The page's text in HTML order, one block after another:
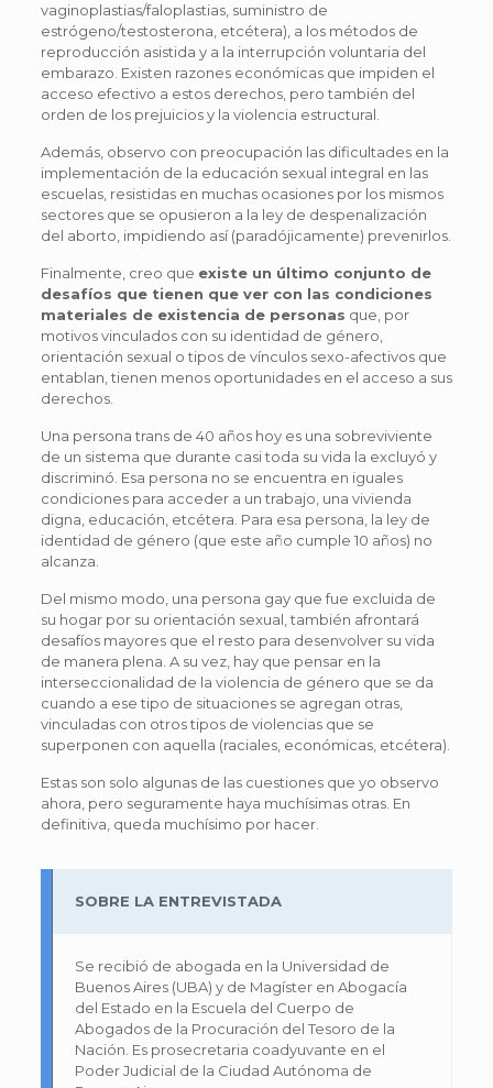
vaginoplastias/faloplastias, suministro de
estrógeno/testosterona, etcétera), a los métodos de
reproducción asistida y a la interrupción voluntaria del
embarazo. Existen razones económicas que impiden el
acceso efectivo a estos derechos, pero también del
orden de los prejuicios y la violencia estructural.
Además, observo con preocupación las dificultades en la
implementación de la educación sexual integral en las
escuelas, resistidas en muchas ocasiones por los mismos
sectores que se opusieron a la ley de despenalización
del aborto, impidiendo así (paradójicamente) prevenirlos.
Finalmente, creo que existe un último conjunto de
desafíos que tienen que ver con las condiciones
materiales de existencia de personas que, por
motivos vinculados con su identidad de género,
orientación sexual o tipos de vínculos sexo-afectivos que
entablan, tienen menos oportunidades en el acceso a sus
derechos.
Una persona trans de 40 años hoy es una sobreviviente
de un sistema que durante casi toda su vida la excluyó y
discriminó. Esa persona no se encuentra en iguales
condiciones para acceder a un trabajo, una vivienda
digna, educación, etcétera. Para esa persona, la ley de
identidad de género (que este año cumple 10 años) no
alcanza.
Del mismo modo, una persona gay que fue excluida de
su hogar por su orientación sexual, también afrontará
desafíos mayores que el resto para desenvolver su vida
de manera plena. A su vez, hay que pensar en la
interseccionalidad de la violencia de género que se da
cuando a ese tipo de situaciones se agregan otras,
vinculadas con otros tipos de violencias que se
superponen con aquella (raciales, económicas, etcétera).
Estas son solo algunas de las cuestiones que yo observo
ahora, pero seguramente haya muchísimas otras. En
definitiva, queda muchísimo por hacer.
SOBRE LA ENTREVISTADA
Se recibió de abogada en la Universidad de
Buenos Aires (UBA) y de Magíster en Abogacía
del Estado en la Escuela del Cuerpo de
Abogados de la Procuración del Tesoro de la
Nación. Es prosecretaria coadyuvante en el
Poder Judicial de la Ciudad Autónoma de